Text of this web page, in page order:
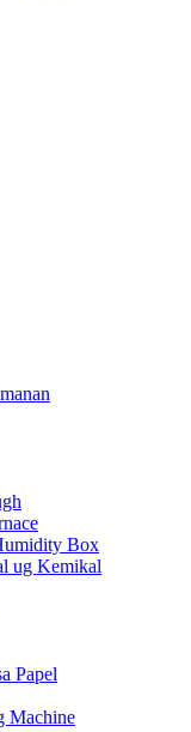
Box
ug Kemikal
Papel
Machine